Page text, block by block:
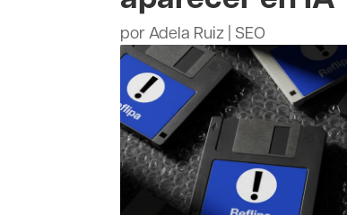
porAdela Ruiz SEO